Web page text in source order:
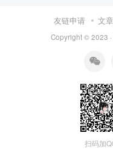
友链申请 文
Copyright © 2023 ·
扫码加